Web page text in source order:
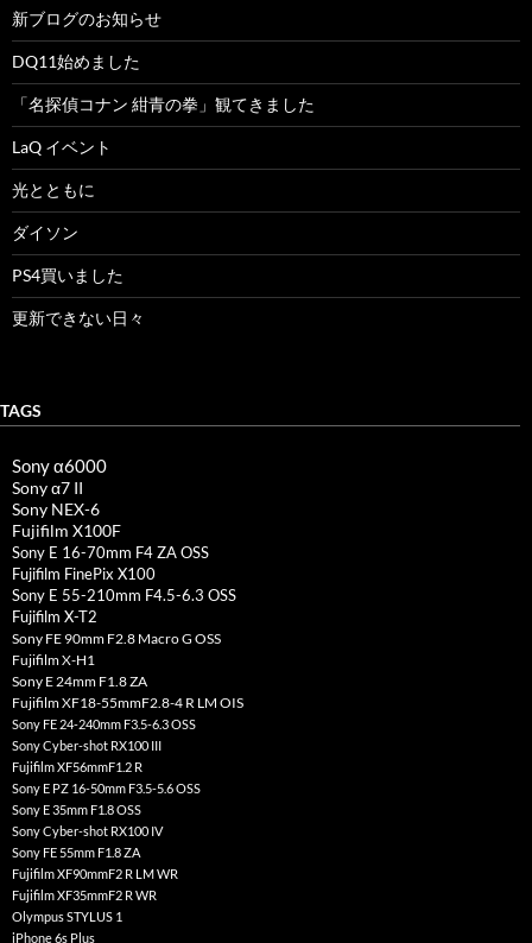
新ブログのお知らせ
DQ11始めました
「名探偵コナン 紺青の拳」観てきました
LaQ イベント
光とともに
ダイソン
PS4買いました
更新できない日々
TAGS
Sony α6000
Sony α7 II
Sony NEX-6
Fujifilm X100F
Sony E 16-70mm F4 ZA OSS
Fujifilm FinePix X100
Sony E 55-210mm F4.5-6.3 OSS
Fujifilm X-T2
Sony FE 90mm F2.8 Macro G OSS
Fujifilm X-H1
Sony E 24mm F1.8 ZA
Fujifilm XF18-55mmF2.8-4 R LM OIS
Sony FE 24-240mm F3.5-6.3 OSS
Sony Cyber-shot RX100 III
Fujifilm XF56mmF1.2 R
Sony E PZ 16-50mm F3.5-5.6 OSS
Sony E 35mm F1.8 OSS
Sony Cyber-shot RX100 IV
Sony FE 55mm F1.8 ZA
Fujifilm XF90mmF2 R LM WR
Fujifilm XF35mmF2 R WR
Olympus STYLUS 1
iPhone 6s Plus